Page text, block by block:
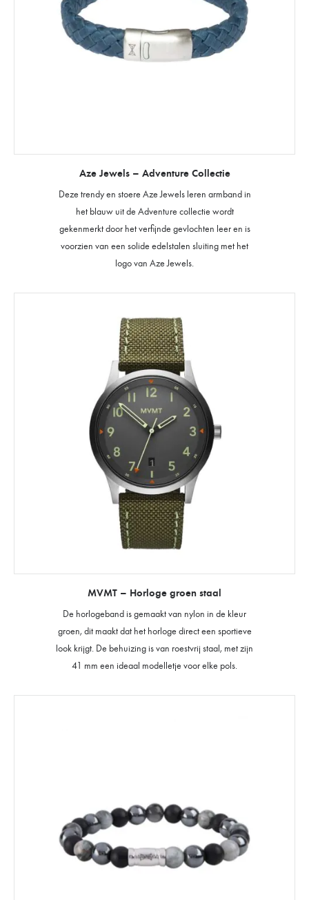
Aze Jewels – Adventure Collectie
Deze trendy en stoere Aze Jewels leren armband in
het blauw uit de Adventure collectie wordt
gekenmerkt door het verfijnde gevlochten leer en is
voorzien van een solide edelstalen sluiting met het
logo van Aze Jewels.
MVMT – Horloge groen staal
De horlogeband is gemaakt van nylon in de kleur
groen, dit maakt dat het horloge direct een sportieve
look krijgt. De behuizing is van roestvrij staal, met zijn
41 mm een ideaal modelletje voor elke pols.